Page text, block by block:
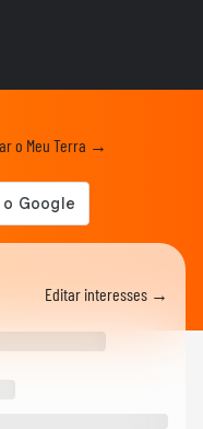
the Uncrowned, o
sombria
nostalgia e clima
Sword...
de Halo:
o Meu Terra →
Editar interesses →